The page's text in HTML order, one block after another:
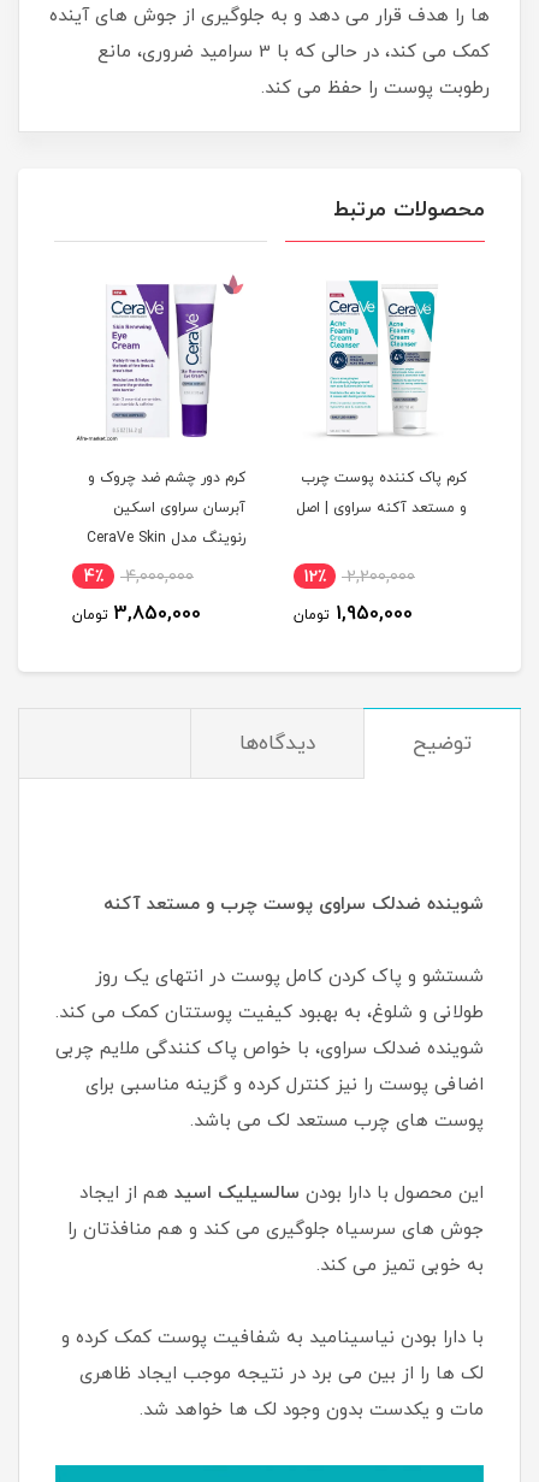
ها را هدف قرار می دهد و به جلوگیری از جوش های آینده
کمک می کند، در حالی که با 3 سرامید ضروری، مانع
رطوبت پوست را حفظ می کند.
محصولات مرتبط
کرم پاک کننده پوست چرب
و مستعد آکنه سراوی | اصل
2,200,000 12٪
1,950,000 تومان
کرم دور چشم ضد چروک و
آبرسان سراوی اسکین
رنوینگ مدل CeraVe Skin
Renewing Eye Cream |
4,000,000 4٪
3,850,000 تومان
توضیح دیدگاه‌ها
شوینده ضدلک سراوی پوست چرب و مستعد آکنه
شستشو و پاک کردن کامل پوست در انتهای یک روز
طولانی و شلوغ، به بهبود کیفیت پوستتان کمک می کند.
شوینده ضدلک سراوی، با خواص پاک کنندگی ملایم چربی
اضافی پوست را نیز کنترل کرده و گزینه مناسبی برای
پوست های چرب مستعد لک می باشد.
این محصول با دارا بودن سالسیلیک اسید هم از ایجاد
جوش های سرسیاه جلوگیری می کند و هم منافذتان را
به خوبی تمیز می کند.
با دارا بودن نیاسینامید به شفافیت پوست کمک کرده و
لک ها را از بین می برد در نتیجه موجب ایجاد ظاهری
مات و یکدست بدون وجود لک ها خواهد شد.